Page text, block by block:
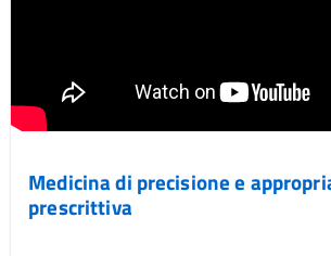
Medicina di precisione e
prescrittiva